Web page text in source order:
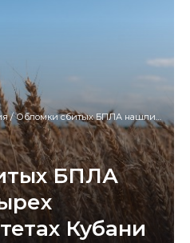
/Обломки сбитых БПЛА нашли в четырех муниципалитетах Кубани
БПЛА
Кубани